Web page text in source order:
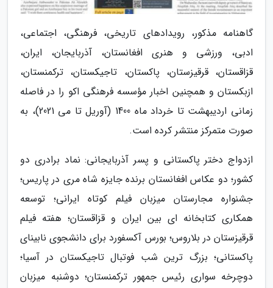
گاهنامه مذکور، رویدادهای تاریخی، فرهنگی، اجتماعی،
ادبی، ورزشی و هنری افغانستان، آذربایجان، ایران،
قزاقستان، قرقیزستان، پاکستان، تاجیکستان، ترکمنستان،
ازبکستان و همچنین اخبار مؤسسه فرهنگی اکو را در فاصله
زمانی اردیبهشت تا خرداد ماه 1400 (آوریل تا می 2021)، به
صورت متمرکز منتشر کرده است.
ازدواج دختر پاکستانی و پسر آذربایجانی: نماد برادری دو
کشور؛ دو عکاس افغانستان برنده جایزه شاه مری در پاریس؛
جشنواره مجارستان میزبان فیلم کوتاه ایرانی؛ توسعه
همکاری کتابخانه ای بین ایران و قزاقستان؛ هفته فیلم
قرقیزستان در بلاروس؛ بورس آکسفورد برای دانشجوی نابینای
پاکستانی؛ بزرگ ترین شب فوتبال تاجیکستان در آسیا؛
دوچرخه سواری رئیس جمهور ترکمنستان؛ دوشنبه میزبان